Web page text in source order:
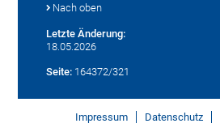
Nach oben
Letzte Änderung:
18.05.2026
Seite: 164372/321
Impressum Datenschutz